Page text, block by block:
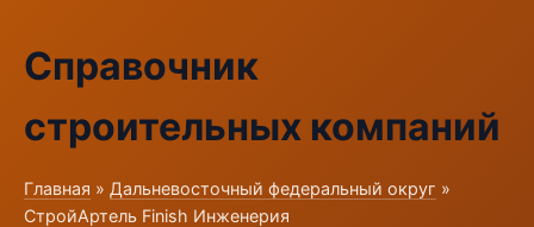
Справочник
строительных компаний
Главная » Дальневосточный федеральный округ »
СтройАртель Finish Инженерия